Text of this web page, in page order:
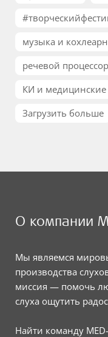
музыка и
речевой процессор
КИ и
Загрузить больше
О компании
Мы являемся
производства
миссия — помочь
слуха ощутить
Найти команду